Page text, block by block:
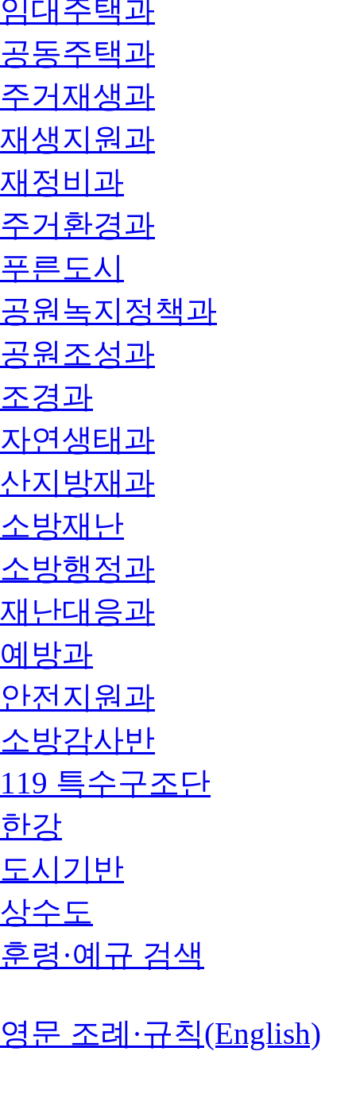
임대주택과
공동주택과
주거재생과
재생지원과
재정비과
주거환경과
푸른도시
공원녹지정책과
공원조성과
조경과
자연생태과
산지방재과
소방재난
소방행정과
재난대응과
예방과
안전지원과
소방감사반
119 특수구조단
한강
도시기반
상수도
훈령·예규 검색
영문 조례·규칙(English)